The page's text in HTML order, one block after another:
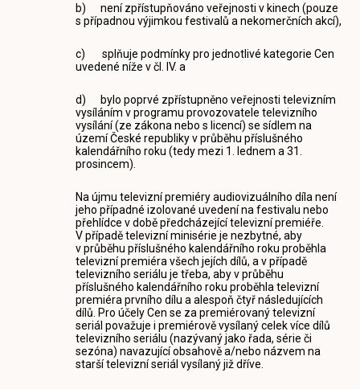
b) není zpřístupňováno veřejnosti v kinech (pouze
s případnou výjimkou festivalů a nekomerčních akcí),
c) splňuje podmínky pro jednotlivé kategorie Cen
uvedené níže v čl. IV. a
d) bylo poprvé zpřístupněno veřejnosti televizním
vysíláním v programu provozovatele televizního
vysílání (ze zákona nebo s licencí) se sídlem na
území České republiky v průběhu příslušného
kalendářního roku (tedy mezi 1. lednem a 31.
prosincem).
Na újmu televizní premiéry audiovizuálního díla není
jeho případné izolované uvedení na festivalu nebo
přehlídce v době předcházející televizní premiéře.
V případě televizní minisérie je nezbytné, aby
v průběhu příslušného kalendářního roku proběhla
televizní premiéra všech jejích dílů, a v případě
televizního seriálu je třeba, aby v průběhu
příslušného kalendářního roku proběhla televizní
premiéra prvního dílu a alespoň čtyř následujících
dílů. Pro účely Cen se za premiérovaný televizní
seriál považuje i premiérově vysílaný celek více dílů
televizního seriálu (nazývaný jako řada, série či
sezóna) navazující obsahově a/nebo názvem na
starší televizní seriál vysílaný již dříve.